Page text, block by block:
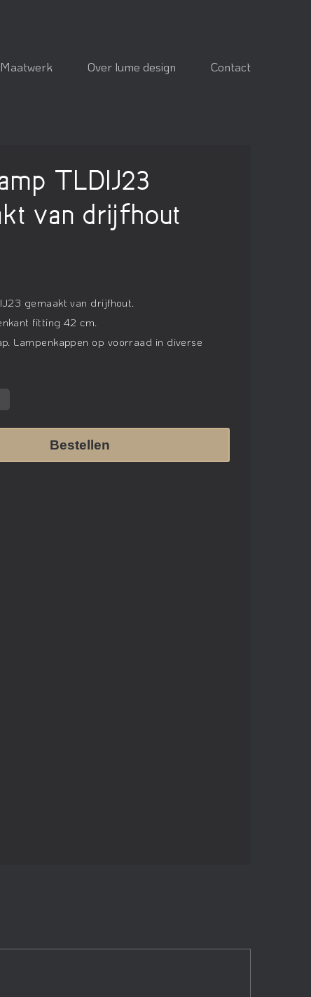
Maatwerk Over lume design Contact
TLDIJ23
van drijfhout
gemaakt van drijfhout.
fitting 42 cm.
Lampenkappen op voorraad in diverse
Bestellen